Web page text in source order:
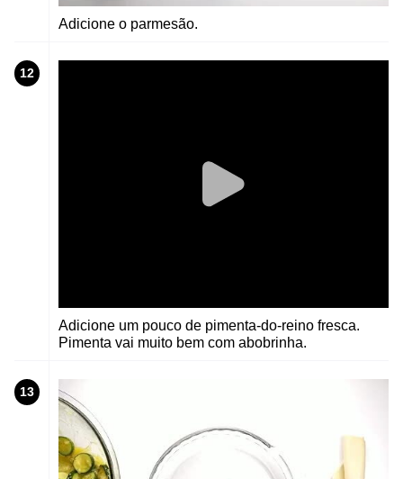
Adicione o parmesão.
12
Adicione um pouco de pimenta-do-reino fresca.
Pimenta vai muito bem com abobrinha.
13